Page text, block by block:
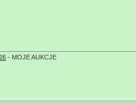
- MOJE AUKCJE